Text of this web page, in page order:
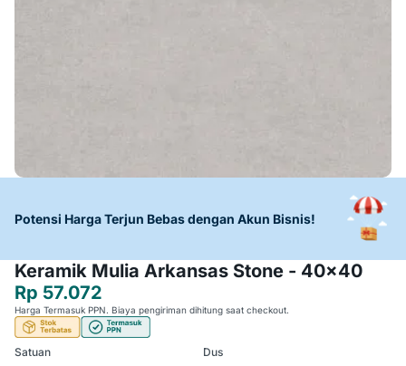
Potensi Harga Terjun Bebas dengan Akun Bisnis!
Keramik Mulia Arkansas Stone - 40x40
Rp 57.072
Harga Termasuk PPN. Biaya pengiriman dihitung saat checkout.
Satuan Dus